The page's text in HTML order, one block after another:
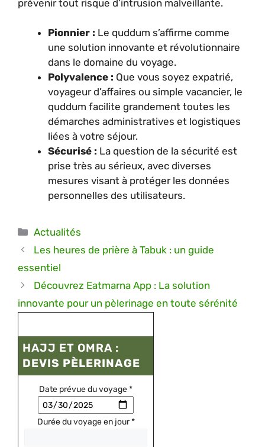
prévenir tout risque d’intrusion malveillante.
Pionnier : Le quddum s’affirme comme
une solution innovante et révolutionnaire
dans le domaine du voyage.
Polyvalence : Que vous soyez expatrié,
voyageur d’affaires ou simple vacancier, le
quddum facilite grandement toutes les
démarches administratives et logistiques
liées à votre séjour.
Sécurisé : La question de la sécurité est
prise très au sérieux, avec diverses
mesures visant à protéger les données
personnelles des utilisateurs.
Catégories
Actualités
Les heures de prière à Tabuk : un guide
essentiel
Découvrez Eatmarna App : La solution
innovante pour un pèlerinage en toute sérénité
HAJJ ET OMRA :
DEVIS PÈLERINAGE
Date prévue du voyage*
Durée du voyage en jour*